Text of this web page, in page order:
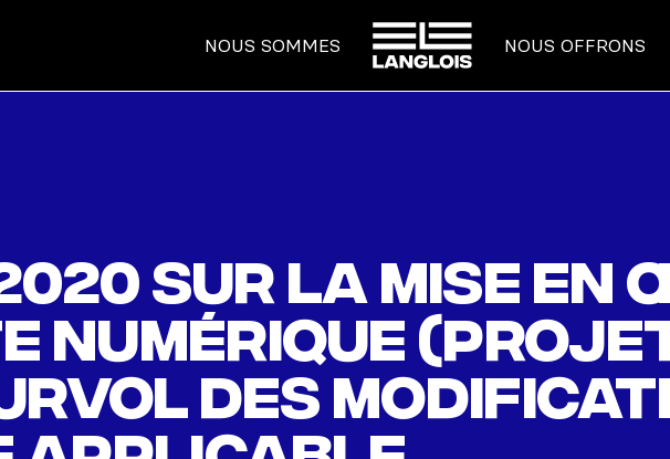
NOUS SOMMES
ACCUEIL
NOUS OFFRONS
sur la mise
numérique
des